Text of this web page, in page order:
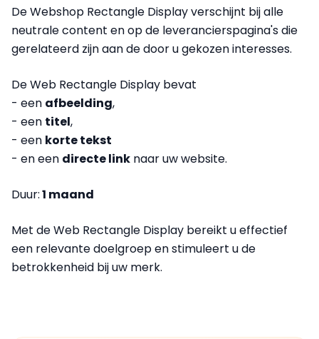
De Webshop Rectangle Display verschijnt bij alle
neutrale content enop de leverancierspagina'sdie
gerelateerd zijn aan de door u gekozen interesses.
De Web Rectangle Display bevat
- een afbeelding,
- een titel,
- een korte tekst
- en een directe link naar uw website.
Duur:1 maand
Met de Web Rectangle Display bereikt u effectief
een relevante doelgroep en stimuleert u de
betrokkenheid bij uw merk.